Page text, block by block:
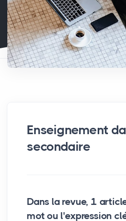
Enseignement
secondaire
Dans la revue, 1
mot ou l'expression